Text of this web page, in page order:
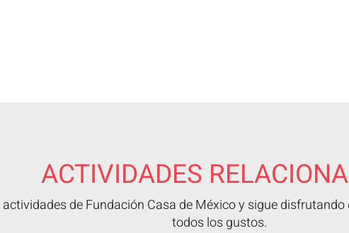
ACTIVIDADES
de Fundación Casa de México y sigue
todos los gustos.